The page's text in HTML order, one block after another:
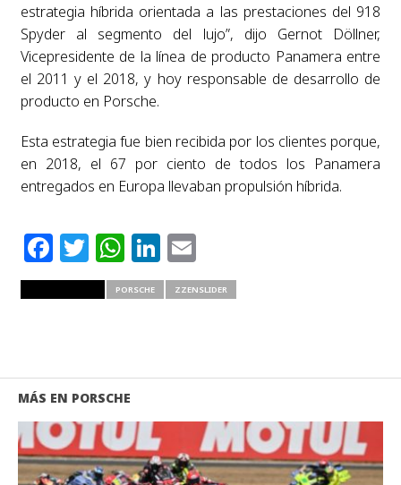
estrategia híbrida orientada a las prestaciones del 918
Spyder al segmento del lujo”, dijo Gernot Döllner,
Vicepresidente de la línea de producto Panamera entre
el 2011 y el 2018, y hoy responsable de desarrollo de
producto en Porsche.
Esta estrategia fue bien recibida por los clientes porque,
en 2018, el 67 por ciento de todos los Panamera
entregados en Europa llevaban propulsión híbrida.
Facebook
Twitter
WhatsApp
LinkedIn
Email
PORSCHE ZZENSLIDER
MÁS EN PORSCHE